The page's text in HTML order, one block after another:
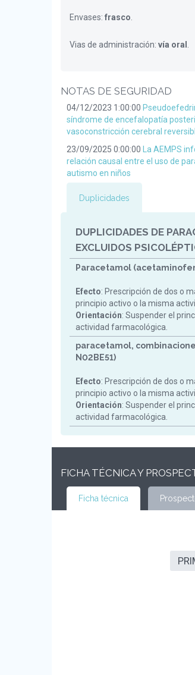
Envases: frasco
Vias de administración: vía oral
NOTAS DE SEGURIDAD
04/12/2023 1:00:00
síndrome de encefalopatía
vasoconstricción cerebral
23/09/2025 0:00:00
La AEMPS
relación causal entre el uso de
autismo en niños
Duplicidades
DUPLICIDADES DE
EXCLUIDOS
Paracetamol
Efecto: Prescripción de dos o
principio activo o la misma
Orientación: Suspender el
actividad farmacológica.
paracetamol,
N02BE51)
Efecto: Prescripción de dos o
principio activo o la misma
Orientación: Suspender el
actividad farmacológica.
FICHA TÉCNICA Y
Ficha técnica